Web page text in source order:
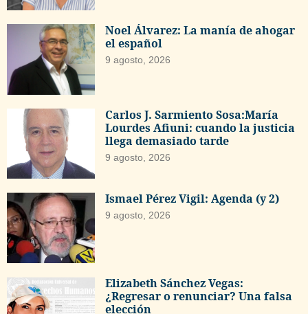
Noel Álvarez: La manía de ahogar
el español
9 agosto, 2026
Carlos J. Sarmiento Sosa:María
Lourdes Afiuni: cuando la justicia
llega demasiado tarde
9 agosto, 2026
Ismael Pérez Vigil: Agenda (y 2)
9 agosto, 2026
Elizabeth Sánchez Vegas:
¿Regresar o renunciar? Una falsa
elección